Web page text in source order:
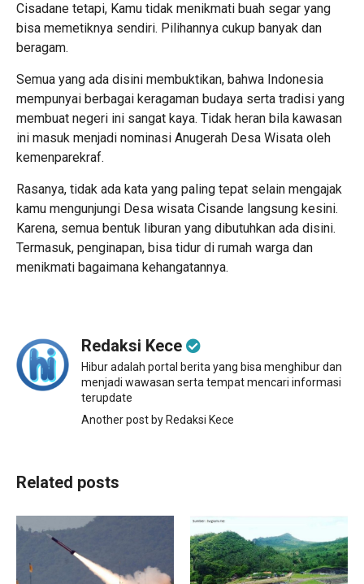
Cisadane tetapi, Kamu tidak menikmati buah segar yang
bisa memetiknya sendiri. Pilihannya cukup banyak dan
beragam.
Semua yang ada disini membuktikan, bahwa Indonesia
mempunyai berbagai keragaman budaya serta tradisi yang
membuat negeri ini sangat kaya. Tidak heran bila kawasan
ini masuk menjadi nominasi Anugerah Desa Wisata oleh
kemenparekraf.
Rasanya, tidak ada kata yang paling tepat selain mengajak
kamu mengunjungi Desa wisata Cisande langsung kesini.
Karena, semua bentuk liburan yang dibutuhkan ada disini.
Termasuk, penginapan, bisa tidur di rumah warga dan
menikmati bagaimana kehangatannya.
Redaksi Kece
Hibur adalah portal berita yang bisa menghibur dan
menjadi wawasan serta tempat mencari informasi
terupdate
Another post by Redaksi Kece
Related posts